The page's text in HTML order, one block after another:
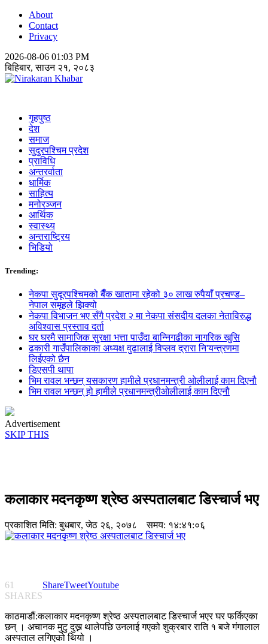
About
Contact
Privacy
2026-08-06 01:03 PM
बिहिबार, साउन २१, २०८३
गृहपुष्ठ
देश
समाज
सुदुरपश्चिम प्रदेश
प्राविधि
अन्तरर्वाता
धार्मिक
साहित्य
मनोरञ्जन
आर्थिक
स्वास्थ्य
अन्तराष्ट्रिय
भिडियो
Trending:
नेकपा सुदूरपश्चिमको बैँक खातामा रहेको ३० लाख रुपैयाँ प्रचण्ड–
नेपाल समूहले झिक्य‍ो
नेकपा विभाजन भए सँगै प्रदेश २ मा नेकपा संसदीय दलका नेताविरुद्ध
अविश्वास प्रस्ताव दर्ता
घर घरमै सामाजिक सुुरक्षा भत्ता पाउँदा बान्निगढीका नागरिक खुसि
ढकारी गाउँपालिकाका अध्यक्ष वुढालाई विप्लव द्रारा नि'यन्त्रणमा
लिईएको छैन
डिएसपी थापा
भिम रावल भन्छन् यसकारण हामीले प्रधानमन्त्री ओलीलाई काम दिएनौ
भिम रावल भन्छन् हो हामीले प्रधानमन्त्रीओलीलाई काम दिएनौ
Advertisement
SKIP THIS
कलाकार मदनकृष्ण श्रेष्ठ अस्पतालबाट डिस्चार्ज भए
प्रकाशित मिति:बुधबार, जेठ २६, २०७८ समय: १४:४१:०६
61
SHARES
ShareTweetYoutube
काठमाडौं:कलाकार मदनकृष्ण श्रेष्ठ अस्पतालबाट डिस्चार्ज भएर घर फर्किएका
छन् । अचानक मुटु दुख्न थालेपछि उनलाई गएको शुक्रबार राति १ बजे गंगालाल
अस्पताल लगिएको थियो ।